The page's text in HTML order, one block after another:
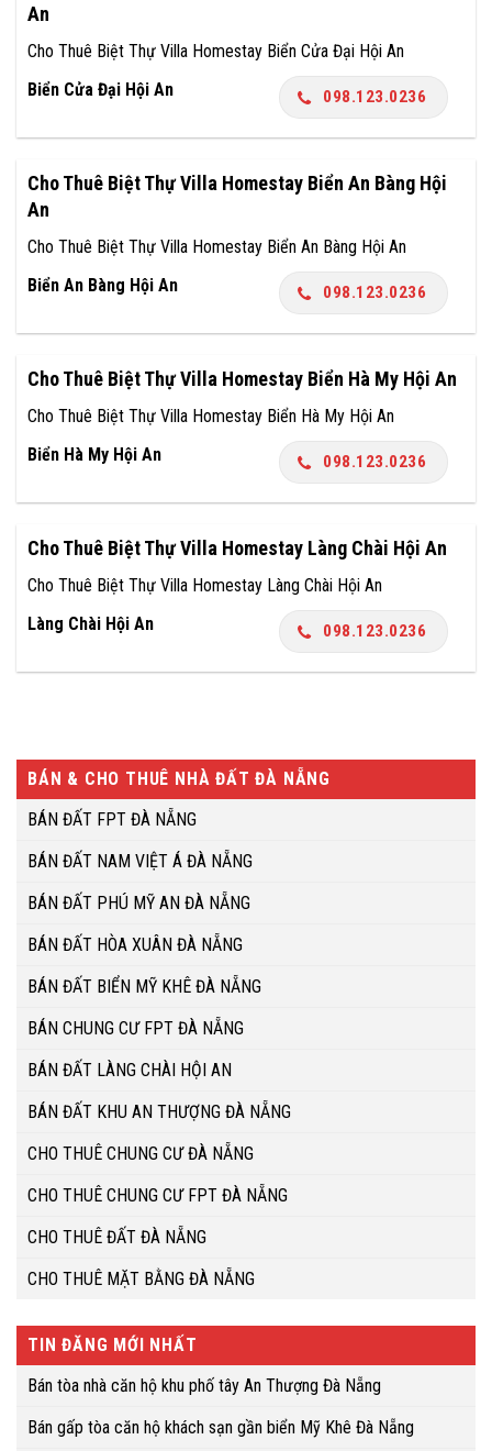
An
Cho Thuê Biệt Thự Villa Homestay Biển Cửa Đại Hội An
Biển Cửa Đại Hội An
098.123.0236
Cho Thuê Biệt Thự Villa Homestay Biển An Bàng Hội
An
Cho Thuê Biệt Thự Villa Homestay Biển An Bàng Hội An
Biển An Bàng Hội An
098.123.0236
Cho Thuê Biệt Thự Villa Homestay Biển Hà My Hội An
Cho Thuê Biệt Thự Villa Homestay Biển Hà My Hội An
Biển Hà My Hội An
098.123.0236
Cho Thuê Biệt Thự Villa Homestay Làng Chài Hội An
Cho Thuê Biệt Thự Villa Homestay Làng Chài Hội An
Làng Chài Hội An
098.123.0236
BÁN & CHO THUÊ NHÀ ĐẤT ĐÀ NẴNG
BÁN ĐẤT FPT ĐÀ NẴNG
BÁN ĐẤT NAM VIỆT Á ĐÀ NẴNG
BÁN ĐẤT PHÚ MỸ AN ĐÀ NẴNG
BÁN ĐẤT HÒA XUÂN ĐÀ NẴNG
BÁN ĐẤT BIỂN MỸ KHÊ ĐÀ NẴNG
BÁN CHUNG CƯ FPT ĐÀ NẴNG
BÁN ĐẤT LÀNG CHÀI HỘI AN
BÁN ĐẤT KHU AN THƯỢNG ĐÀ NẴNG
CHO THUÊ CHUNG CƯ ĐÀ NẴNG
CHO THUÊ CHUNG CƯ FPT ĐÀ NẴNG
CHO THUÊ ĐẤT ĐÀ NẴNG
CHO THUÊ MẶT BẰNG ĐÀ NẴNG
TIN ĐĂNG MỚI NHẤT
Bán tòa nhà căn hộ khu phố tây An Thượng Đà Nẵng
Bán gấp tòa căn hộ khách sạn gần biển Mỹ Khê Đà Nẵng